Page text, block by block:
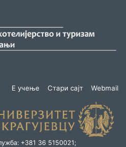
Е учење Стари сајт Webmail
+381 36 5150021;